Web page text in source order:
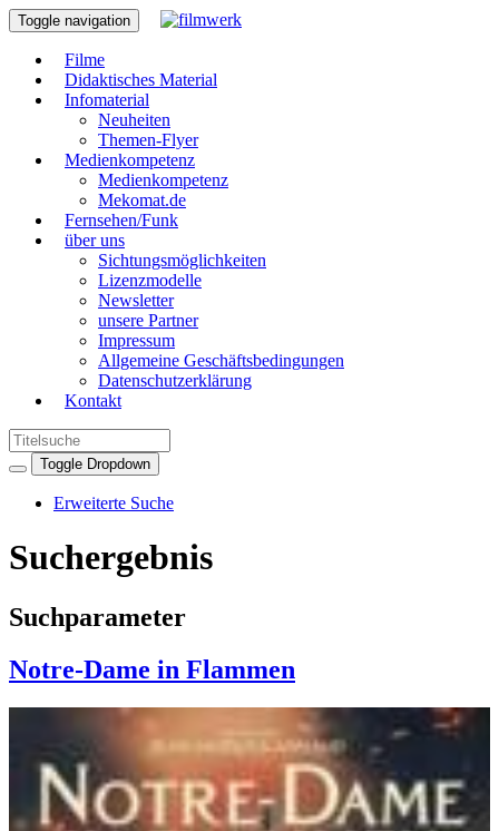
Toggle navigation
Filme
Didaktisches Material
Infomaterial
Neuheiten
Themen-Flyer
Medienkompetenz
Medienkompetenz
Mekomat.de
Fernsehen/Funk
über uns
Sichtungsmöglichkeiten
Lizenzmodelle
Newsletter
unsere Partner
Impressum
Allgemeine Geschäftsbedingungen
Datenschutzerklärung
Kontakt
Toggle Dropdown
Erweiterte Suche
Suchergebnis
Suchparameter
Notre-Dame in Flammen